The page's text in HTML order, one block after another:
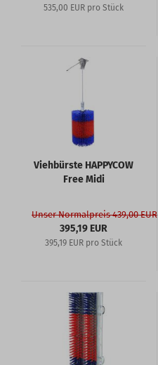
535,00 EUR pro Stück
Viehbürste HAPPYCOW
Free Midi
Unser Normalpreis 439,00 EUR
395,19 EUR
395,19 EUR pro Stück